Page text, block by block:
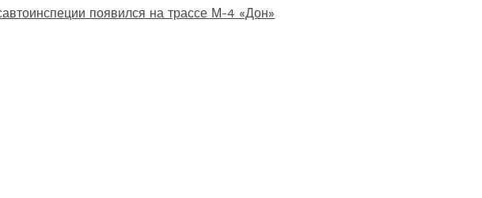
появился на трассе М-4 «Дон»